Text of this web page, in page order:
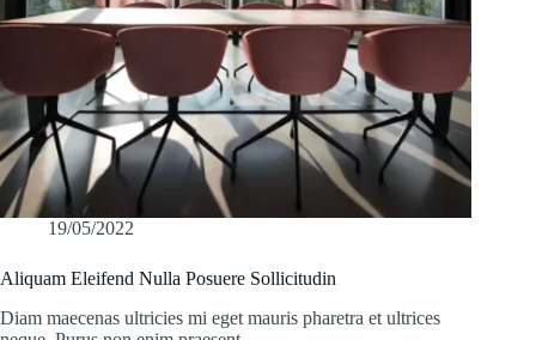
19/05/2022
Aliquam Eleifend Nulla Posuere Sollicitudin
Diam maecenas ultricies mi eget mauris pharetra et ultrices